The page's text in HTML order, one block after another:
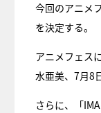
今回のアニメ
を決定する。
アニメフェス
水亜美、7月8
さらに、「